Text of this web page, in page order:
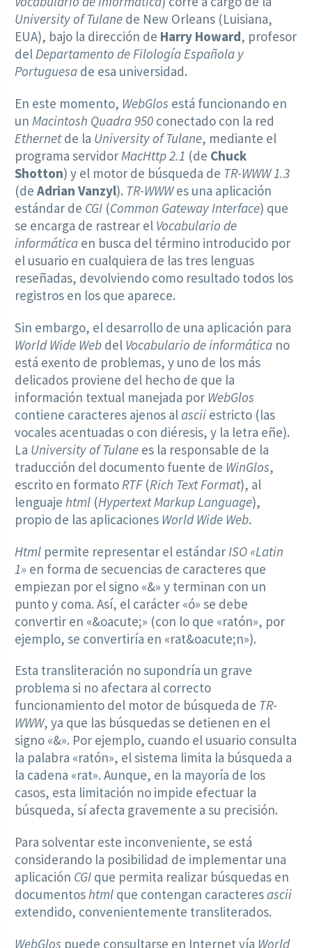
University of Tulane de New Orleans (Luisiana,
EUA), bajo la dirección de Harry Howard, profesor
delDepartamento de Filología Española y
Portuguesa de esa universidad.
En este momento, WebGlos está funcionando en
un Macintosh Quadra 950 conectado con la red
Ethernetde la University of Tulane, mediante el
programa servidorMacHttp 2.1 (de Chuck
Shotton) y el motor de búsqueda de TR-WWW 1.3
(de Adrian Vanzyl). TR-WWWes una aplicación
estándar de CGI (Common Gateway Interface) que
se encarga de rastrear el Vocabulario de
informática en busca del término introducido por
el usuario en cualquiera de las tres lenguas
reseñadas, devolviendo como resultado todos los
registros en los que aparece.
Sin embargo, el desarrollo de una aplicación para
World Wide Web del Vocabulario de informática no
está exento de problemas, y uno de los más
delicados proviene del hecho de que la
información textual manejada por WebGlos
contiene caracteres ajenos alascii estricto (las
vocales acentuadas o con diéresis, y la letra eñe).
La University of Tulane es la responsable de la
traducción del documento fuente de WinGlos,
escrito en formato RTF(Rich Text Format), al
lenguaje html (Hypertext Markup Language),
propio de las aplicaciones World Wide Web.
Html permite representar el estándar ISO «Latin
1» en forma de secuencias de caracteres que
empiezan por el signo «&» y terminan con un
punto y coma. Así, el carácter «ó» se debe
convertir en «&oacute;» (con lo que «ratón», por
ejemplo, se convertiría en «rat&oacute;n»).
Esta transliteración no supondría un grave
problema si no afectara al correcto
funcionamiento del motor de búsqueda de TR-
WWW, ya que las búsquedas se detienen en el
signo «&». Por ejemplo, cuando el usuario consulta
la palabra «ratón», el sistema limita la búsqueda a
la cadena «rat». Aunque, en la mayoría de los
casos, esta limitación no impide efectuar la
búsqueda, sí afecta gravemente a su precisión.
Para solventar este inconveniente, se está
considerando la posibilidad de implementar una
aplicación CGI que permita realizar búsquedas en
documentoshtml que contengan caracteresascii
extendido, convenientemente transliterados.
WebGlos puede consultarse en Internet vía World